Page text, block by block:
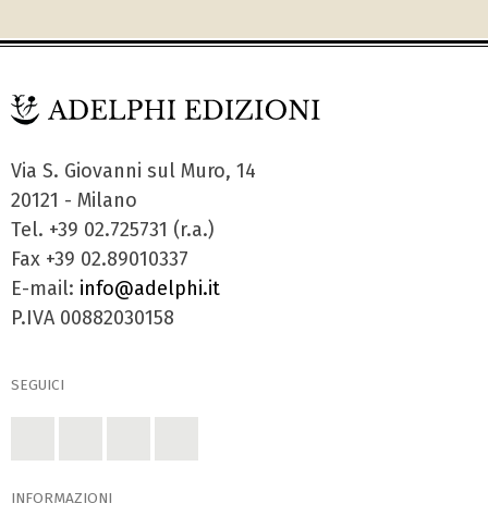
Via S. Giovanni sul Muro, 14
20121 - Milano
Tel. +39 02.725731 (r.a.)
Fax +39 02.89010337
E-mail: info@adelphi.it
P.IVA 00882030158
SEGUICI
INFORMAZIONI